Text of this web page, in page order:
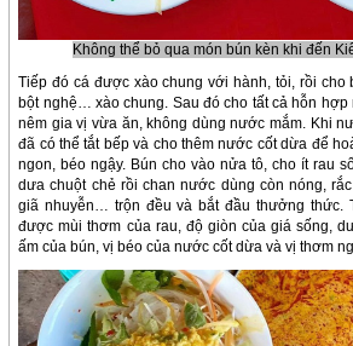
Không thể bỏ qua món bún kèn khi đến
Tiếp đó cá được xào chung với hành, tỏi, rồi cho
bột nghệ… xào chung. Sau đó cho tất cả hỗn
nêm gia vị vừa ăn, không dùng nước mắm. Khi
đã có thể tắt bếp và cho thêm nước cốt dừa để
ngon, béo ngậy. Bún cho vào nửa tô, cho ít rau
dưa chuột chẻ rồi chan nước dùng còn nóng,
giã nhuyễn… trộn đều và bắt đầu thưởng thức.
được mùi thơm của rau, độ giòn của giá sống,
ấm của bún, vị béo của nước cốt dừa và vị thơm